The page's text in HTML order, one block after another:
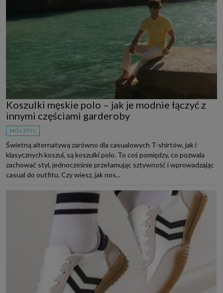
Koszulki męskie polo – jak je modnie łączyć z
innymi częściami garderoby
MÓJ STYL
Świetną alternatywą zarówno dla casualowych T-shirtów, jak i
klasycznych koszul, są koszulki polo. To coś pomiędzy, co pozwala
zachować styl, jednocześnie przełamując sztywność i wprowadzając
casual do outfitu. Czy wiesz, jak nos...